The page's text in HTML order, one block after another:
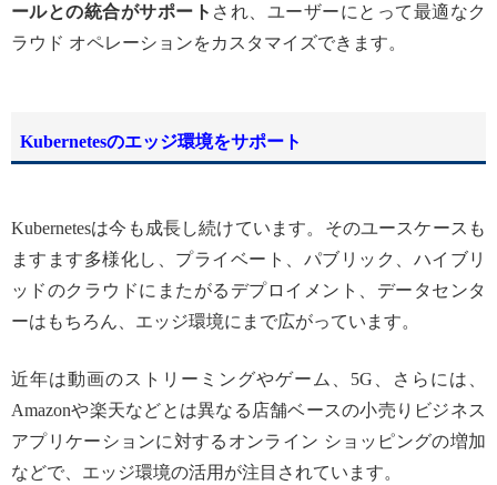
ールとの統合がサポート され、ユーザーにとって最適なク
ラウド オペレーションをカスタマイズできます。
Kubernetesのエッジ環境をサポート
Kubernetesは今も成長し続けています。そのユースケースも
ますます多様化し、プライベート、パブリック、ハイブリ
ッドのクラウドにまたがるデプロイメント、データセンタ
ーはもちろん、エッジ環境にまで広がっています。
近年は動画のストリーミングやゲーム、5G、さらには、
Amazonや楽天などとは異なる店舗ベースの小売りビジネス
アプリケーションに対するオンライン ショッピングの増加
などで、エッジ環境の活用が注目されています。